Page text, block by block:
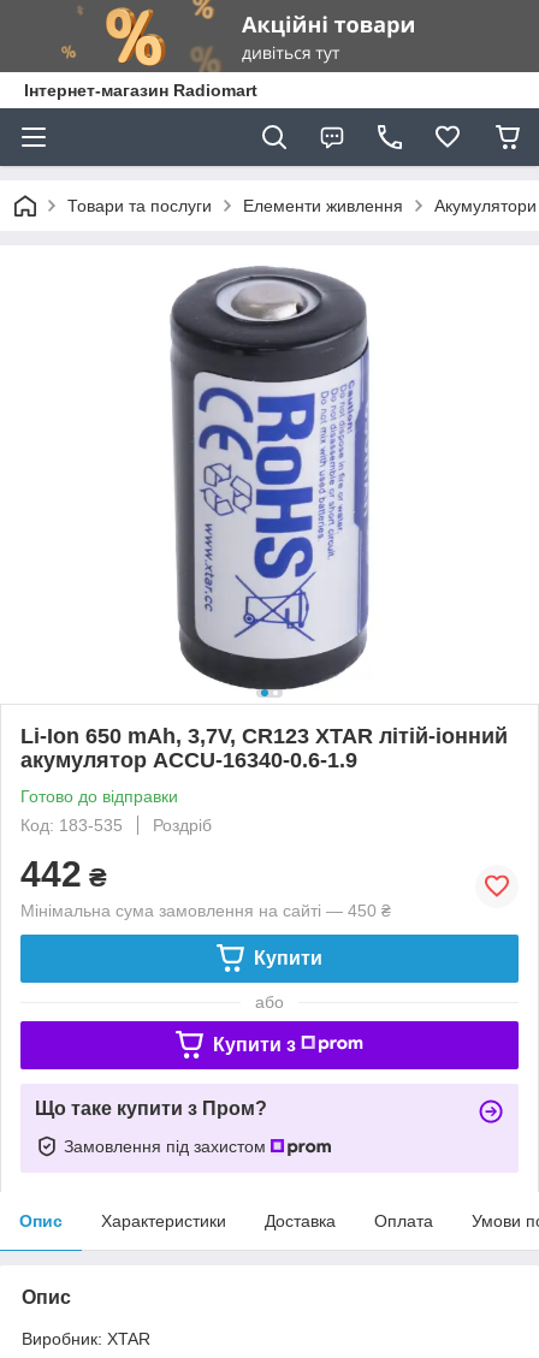
Інтернет-магазин Radiomart
Товари та послуги Елементи живлення Акумулятори
Li-Ion 650 mAh, 3,7V, CR123 XTAR літій-іонний
акумулятор ACCU-16340-0.6-1.9
Готово до відправки
Код: 183-535
Роздріб
442 ₴
Мінімальна сума замовлення на сайті — 450 ₴
Купити
або
Купити з
Що таке купити з Пром?
Замовлення під захистом
Опис Характеристики Доставка Оплата Умови
Опис
Виробник: XTAR